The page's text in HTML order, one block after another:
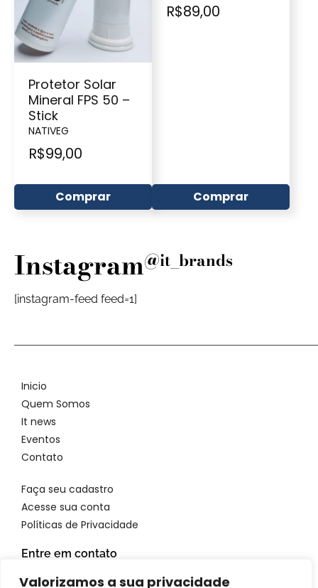
Valorizamos a sua privacidade
Protetor Solar
Mineral FPS 50 –
Stick
NATIVEG
R$99,00
Comprar
R$89,00
Comprar
Instagram@it_brands
[instagram-feed feed=1]
Inicio
Quem Somos
It news
Eventos
Contato
Faça seu cadastro
Acesse sua conta
Políticas de Privacidade
Entre em contato